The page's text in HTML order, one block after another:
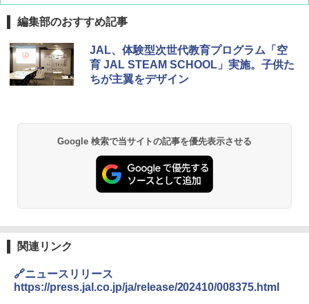
D40 地球の歩き方 チェンマイ タイ北部の魅
力的な町 2026～2027 地球の歩き方D アジア
￥2,079
球の歩き方A ヨーロッパ
￥2,479
[キャンパーズコレクション 山善] ポップアッ
プテント 傘みたいに広げて畳める パッとサ
ッとサンシェード キューブ フルクローズ メ
ッシュ 簡単設置 ワンタッチテント キャンプ
PYKES PEAK (パイクスピーク) 着替えテン
ト プライバシー テント 【中が透けない】 1
人用 折りたたみ 防災グッズ 災害用トイレ ビ
ーチ ピクニック ポップアップテント 携帯 簡
ENDLESS BASE 《めざましテレビで紹介》
テント ワンタッチ RENEW 幅200 2-3人用 43
500002(88859)
BUNDOK(バンドック)ソロ ドーム 1 EX BDK
-08EX カーキ ソロキャンプ ポリエステル フ
レーム テント
026リニューアル 急速冷凍 空間倍増 衛生的
コンパクト 保冷力長持ち
￥2,980
￥6,459
編集部のおすすめ記事
JAL、体験型次世代教育プログラム「空
育 JAL STEAM SCHOOL」実施。子供た
ちが主翼をデザイン
Google 検索で当サイトの記事を優先表示させる
関連リンク
🔗ニュースリリース
https://press.jal.co.jp/ja/release/202410/008375.html